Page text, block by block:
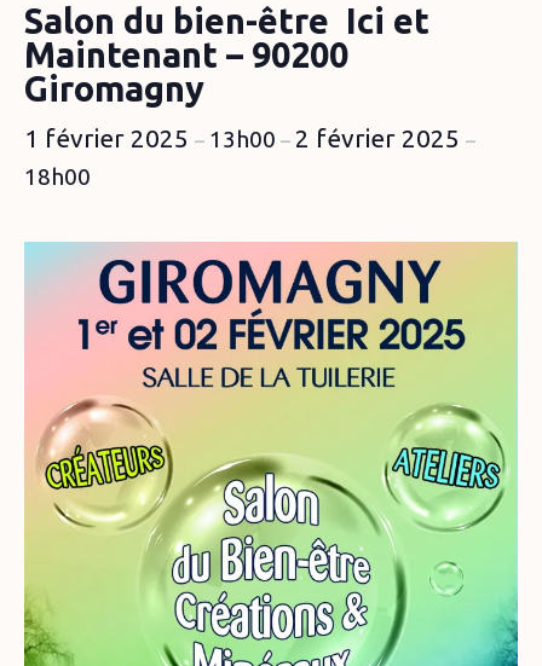
Salon du bien-être Ici et
Maintenant – 90200
Giromagny
1 février 2025 – 13h00 – 2 février 2025 –
18h00